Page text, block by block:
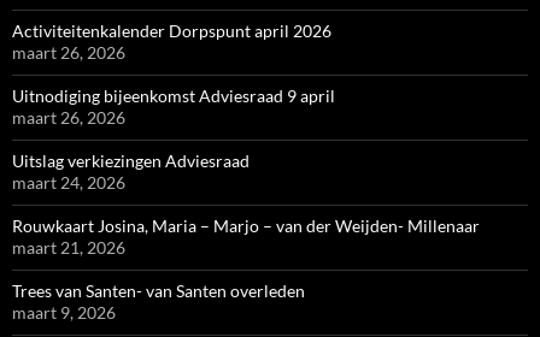
Activiteitenkalender Dorpspunt april 2026
maart 26, 2026
Uitnodiging bijeenkomst Adviesraad 9 april
maart 26, 2026
Uitslag verkiezingen Adviesraad
maart 24, 2026
Rouwkaart Josina, Maria – Marjo – van der Weijden- Millenaar
maart 21, 2026
Trees van Santen- van Santen overleden
maart 9, 2026